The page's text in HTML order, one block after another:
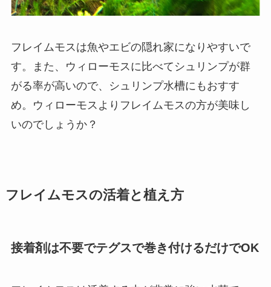
フレイムモスは魚やエビの隠れ家になりやすいで
す。また、ウィローモスに比べてシュリンプが群
がる率が高いので、シュリンプ水槽にもおすす
め。ウィローモスよりフレイムモスの方が美味し
いのでしょうか？
フレイムモスの活着と植え方
接着剤は不要でテグスで巻き付けるだけでOK